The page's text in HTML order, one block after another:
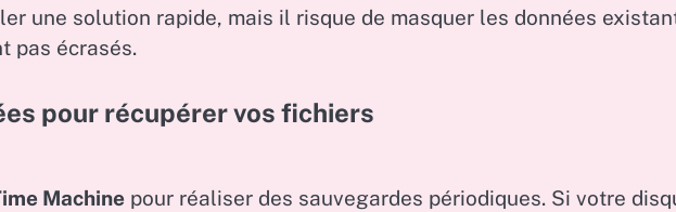
une solution rapide, mais il risque de masquer les données
pas écrasés.
pour récupérer vos fichiers
Machine pour réaliser des sauvegardes périodiques. Si votre